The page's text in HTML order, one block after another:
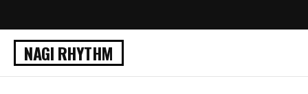
NAGI RHYTHM